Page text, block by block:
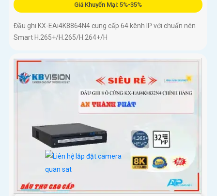
Giá Khuyến Mại: 5%-35%
Đầu ghi KX-EAi4K8864N4 cung cấp 64 kênh IP với chuẩn nén
Smart H.265+/H.265/H.264+/H